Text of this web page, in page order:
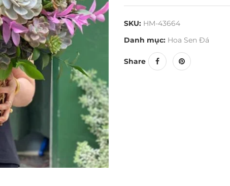
SKU: HM-43664
Danh mục: Hoa Sen Đá
Share